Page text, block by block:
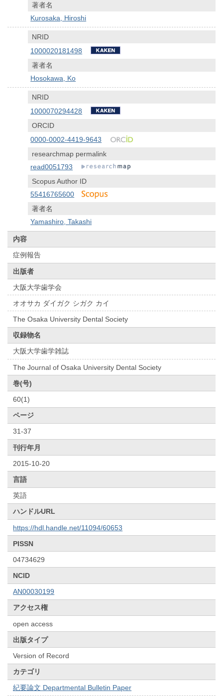
著者名
Kurosaka, Hiroshi
NRID
1000020181498
著者名
Hosokawa, Ko
NRID
1000070294428
ORCID
0000-0002-4419-9643
researchmap permalink
read0051793
Scopus Author ID
55416765600
著者名
Yamashiro, Takashi
内容
症例報告
出版者
大阪大学歯学会
オオサカ ダイガク シガク カイ
The Osaka University Dental Society
収録物名
大阪大学歯学雑誌
The Journal of Osaka University Dental Society
巻(号)
60(1)
ページ
31-37
刊行年月
2015-10-20
言語
英語
ハンドルURL
https://hdl.handle.net/11094/60653
PISSN
04734629
NCID
AN00030199
アクセス権
open access
出版タイプ
Version of Record
カテゴリ
紀要論文 Departmental Bulletin Paper